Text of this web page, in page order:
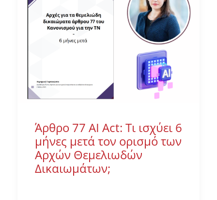
Άρθρο 77 AI Act: Τι ισχύει 6
μήνες μετά τον ορισμό των
Αρχών Θεμελιωδών
Δικαιωμάτων;